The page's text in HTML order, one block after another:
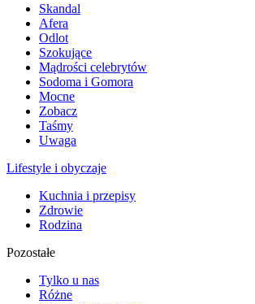
Skandal
Afera
Odlot
Szokujące
Mądrości celebrytów
Sodoma i Gomora
Mocne
Zobacz
Taśmy
Uwaga
Lifestyle i obyczaje
Kuchnia i przepisy
Zdrowie
Rodzina
Pozostałe
Tylko u nas
Różne